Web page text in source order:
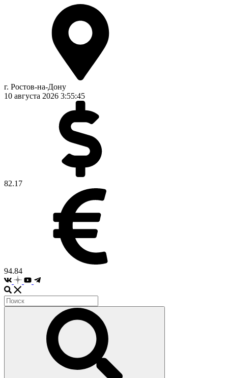
г. Ростов-на-Дону
10 августа 2026 3:55:45
82.17
94.84